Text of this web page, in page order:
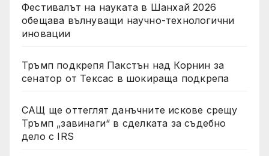
Фестивалът на науката в Шанхай 2026
обещава вълнуващи научно-технологични
иновации
Тръмп подкрепя Пакстън над Корнин за
сенатор от Тексас в шокираща подкрепа
САЩ ще оттеглят данъчните искове срещу
Тръмп „завинаги“ в сделката за съдебно
дело с IRS